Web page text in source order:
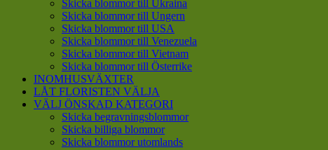
Skicka blommor till Ukraina
Skicka blommor till Ungern
Skicka blommor till USA
Skicka blommor till Venezuela
Skicka blommor till Vietnam
Skicka blommor till Österrike
INOMHUSVÄXTER
LÅT FLORISTEN VÄLJA
VÄLJ ÖNSKAD KATEGORI
Skicka begravningsblommor
Skicka billiga blommor
Skicka blommor utomlands